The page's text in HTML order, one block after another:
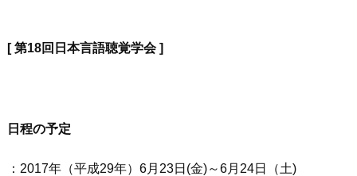
[第18回日本言語聴覚学会]
日程の予定
：2017年（平成29年）6月23日(金)～6月24日（土)